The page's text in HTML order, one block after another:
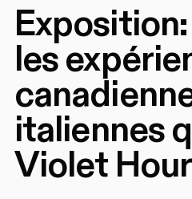
les
italiennes
Violet Hour